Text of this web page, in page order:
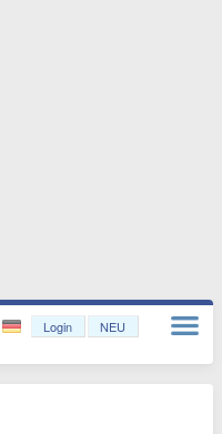
Login NEU